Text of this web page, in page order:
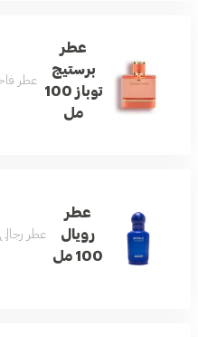
عطر
برستيج
توباز 100
مل
عطر
عطر
رويال
100 مل
عطر